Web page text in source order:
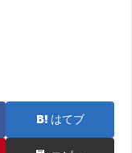
はてブ